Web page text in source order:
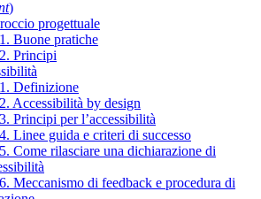
)
progettuale
Buone pratiche
Principi
Definizione
Accessibilità by design
Principi per l’accessibilità
Linee guida e criteri di successo
Come rilasciare una dichiarazione di
Meccanismo di feedback e procedura di